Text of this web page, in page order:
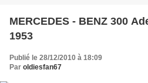
MERCEDES - BENZ 300
1953
Publié le 28/12/2010 à 18:09
Par oldiesfan67